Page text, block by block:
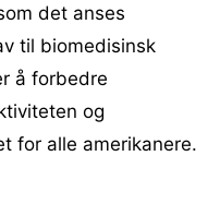
det anses
til biomedisinsk
å forbedre
og
for alle amerikanere.